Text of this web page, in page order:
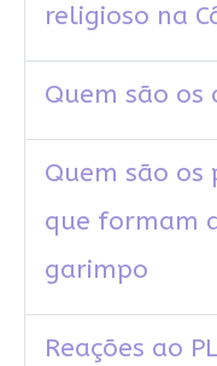
religioso na
Quem são os
Quem são
que formam
garimpo
Reações ao